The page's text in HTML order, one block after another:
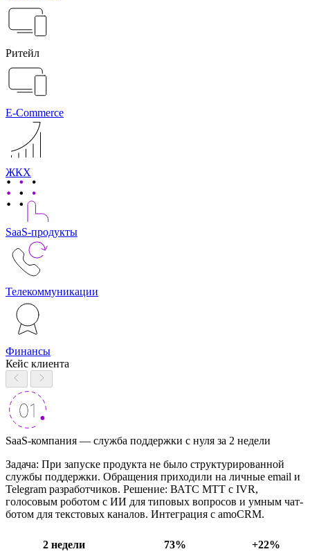
Ритейл
E-Commerce
ЖКХ
SaaS-продукты
Телекоммуникации
Финансы
Кейс клиента
SaaS-компания — служба поддержки с нуля за 2 недели
Задача: При запуске продукта не было структурированной
службы поддержки. Обращения приходили на личные email и
Telegram разработчиков. Решение: ВАТС МТТ с IVR,
голосовым роботом с ИИ для типовых вопросов и умным чат-
ботом для текстовых каналов. Интеграция с amoCRM.
2 недели 73% +22%